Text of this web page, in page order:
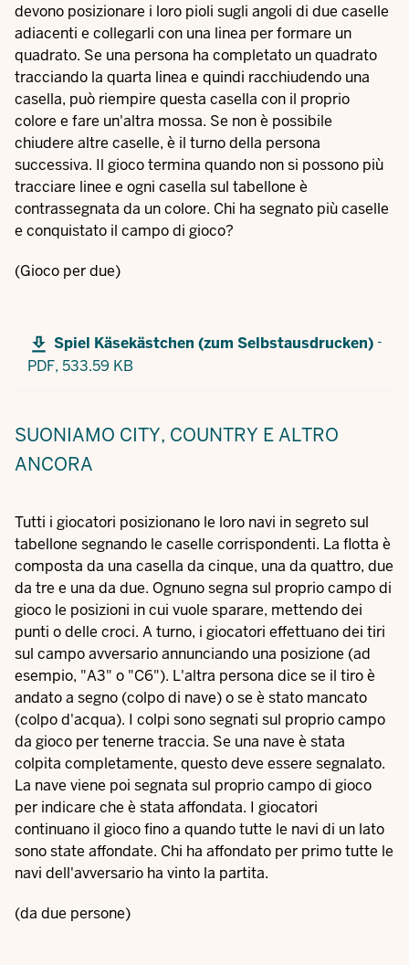
devono posizionare i loro pioli sugli angoli di due caselle
adiacenti e collegarli con una linea per formare un
quadrato. Se una persona ha completato un quadrato
tracciando la quarta linea e quindi racchiudendo una
casella, può riempire questa casella con il proprio
colore e fare un'altra mossa. Se non è possibile
chiudere altre caselle, è il turno della persona
successiva. Il gioco termina quando non si possono più
tracciare linee e ogni casella sul tabellone è
contrassegnata da un colore. Chi ha segnato più caselle
e conquistato il campo di gioco?
(Gioco per due)
Spiel Käsekästchen (zum Selbstausdrucken) -
PDF, 533.59 KB
SUONIAMO CITY, COUNTRY E ALTRO
ANCORA
Tutti i giocatori posizionano le loro navi in segreto sul
tabellone segnando le caselle corrispondenti. La flotta è
composta da una casella da cinque, una da quattro, due
da tre e una da due. Ognuno segna sul proprio campo di
gioco le posizioni in cui vuole sparare, mettendo dei
punti o delle croci. A turno, i giocatori effettuano dei tiri
sul campo avversario annunciando una posizione (ad
esempio, "A3" o "C6"). L'altra persona dice se il tiro è
andato a segno (colpo di nave) o se è stato mancato
(colpo d'acqua). I colpi sono segnati sul proprio campo
da gioco per tenerne traccia. Se una nave è stata
colpita completamente, questo deve essere segnalato.
La nave viene poi segnata sul proprio campo di gioco
per indicare che è stata affondata. I giocatori
continuano il gioco fino a quando tutte le navi di un lato
sono state affondate. Chi ha affondato per primo tutte le
navi dell'avversario ha vinto la partita.
(da due persone)